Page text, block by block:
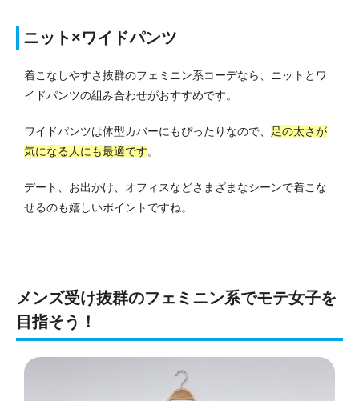
ニット×ワイドパンツ
着こなしやすさ抜群のフェミニン系コーデなら、ニットとワ
イドパンツの組み合わせがおすすめです。
ワイドパンツは体型カバーにもぴったりなので、
足の太さが
気になる人にも最適です。
デート、お出かけ、オフィスなどさまざまなシーンで着こな
せるのも嬉しいポイントですね。
メンズ受け抜群のフェミニン系でモテ女子を
目指そう！